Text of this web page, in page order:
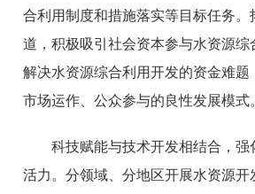
合利用制度和措施落实等目标任务。
道，积极吸引社会资本参与水资源综
解决水资源综合利用开发的资金难题
市场运作、公众参与的良性发展模式
科技赋能与技术开发相结合，强
活力。分领域、分地区开展水资源开